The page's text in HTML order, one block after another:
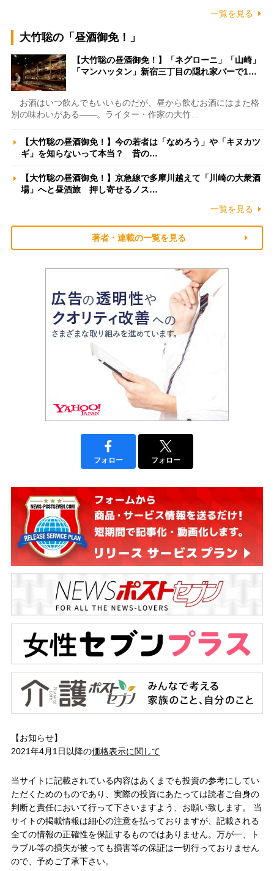
一覧を見る
大竹聡の「昼酒御免！」
【大竹聡の昼酒御免！】「ネグローニ」「山崎」
「マンハッタン」新宿三丁目の隠れ家バーで1…
お酒はいつ飲んでもいいものだが、昼から飲むお酒にはまた格
別の味わいがある――。ライター・作家の大竹…
【大竹聡の昼酒御免！】今の若者は「なめろう」や「キヌカツ
ギ」を知らないって本当？ 昔の…
【大竹聡の昼酒御免！】京急線で多摩川越えて「川崎の大衆酒
場」へと昼酒旅 押し寄せるノス…
一覧を見る
著者・連載の一覧を見る
フォロー フォロー
【お知らせ】
2021年4月1日以降の価格表示に関して
当サイトに記載されている内容はあくまでも投資の参考にしてい
ただくためのものであり、実際の投資にあたっては読者ご自身の
判断と責任において行って下さいますよう、お願い致します。 当
サイトの掲載情報は細心の注意を払っておりますが、記載される
全ての情報の正確性を保証するものではありません。万が一、ト
ラブル等の損失が被っても損害等の保証は一切行っておりません
ので、予めご了承下さい。